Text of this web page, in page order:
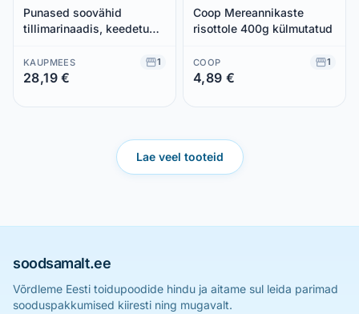
Punased soovähid
tillimarinaadis, keedetud
KAUPMEES 1
28,19 €
Coop Mereannikaste
risottole 400g külmutatud
COOP 1
4,89 €
Lae veel tooteid
soodsamalt.ee
Võrdleme Eesti toidupoodide hindu ja aitame sul leida parimad
sooduspakkumised kiiresti ning mugavalt.